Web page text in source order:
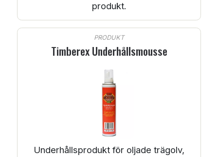
produkt.
PRODUKT
Timberex Underhållsmousse
Underhållsprodukt för oljade trägolv,